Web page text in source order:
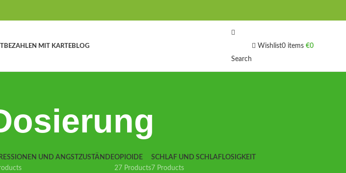
BEZAHLEN MIT KARTEBLOG
Search
Wishlist0 items €0
UND ANGSTZUSTÄNDEOPIOIDE
27 Products
SCHLAF UND SCHLAFLOSIGKEIT
7 Products